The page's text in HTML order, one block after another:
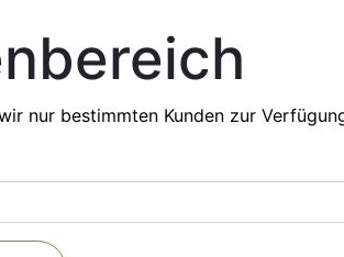
nur bestimmten Kunden zur